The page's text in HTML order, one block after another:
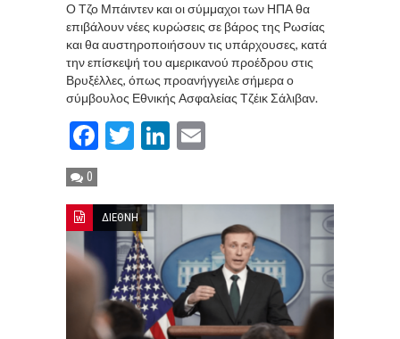
Ο Τζο Μπάιντεν και οι σύμμαχοι των ΗΠΑ θα
επιβάλουν νέες κυρώσεις σε βάρος της Ρωσίας
και θα αυστηροποιήσουν τις υπάρχουσες, κατά
την επίσκεψή του αμερικανού προέδρου στις
Βρυξέλλες, όπως προανήγγειλε σήμερα ο
σύμβουλος Εθνικής Ασφαλείας Τζέικ Σάλιβαν.
Facebook
TwitterLinkedIn
0
ΔΙΕΘΝΗ